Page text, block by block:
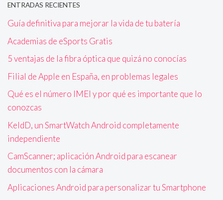
ENTRADAS RECIENTES
Guía definitiva para mejorar la vida de tu batería
Academias de eSports Gratis
5 ventajas de la fibra óptica que quizá no conocías
Filial de Apple en España, en problemas legales
Qué es el número IMEI y por qué es importante que lo
conozcas
KeldD, un SmartWatch Android completamente
independiente
CamScanner; aplicación Android para escanear
documentos con la cámara
Aplicaciones Android para personalizar tu Smartphone